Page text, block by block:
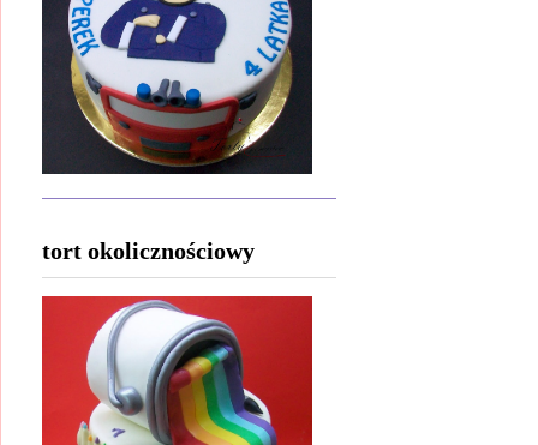
tort okolicznościowy